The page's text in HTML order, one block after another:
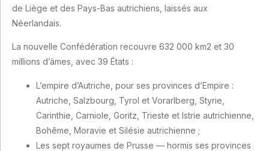
de Liège et des Pays-Bas autrichiens, laissés aux
Néerlandais.
La nouvelle Confédération recouvre 632 000 km2 et 30
millions d’âmes, avec 39 États :
L’empire d’Autriche, pour ses provinces d’Empire :
Autriche, Salzbourg, Tyrol et Vorarlberg, Styrie,
Carinthie, Carniole, Goritz, Trieste et Istrie autrichienne,
Bohême, Moravie et Silésie autrichienne ;
Les sept royaumes de Prusse — hormis ses provinces